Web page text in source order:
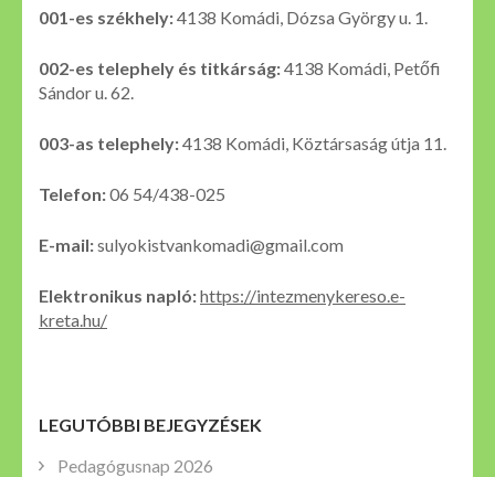
001-es székhely:4138 Komádi, Dózsa György u. 1.
002-es telephely és titkárság:4138 Komádi, Petőfi
Sándor u. 62.
003-as telephely:4138 Komádi, Köztársaság útja 11.
Telefon:06 54/438-025
E-mail:sulyokistvankomadi@gmail.com
Elektronikus napló:https://intezmenykereso.e-
kreta.hu/
LEGUTÓBBI BEJEGYZÉSEK
Pedagógusnap 2026